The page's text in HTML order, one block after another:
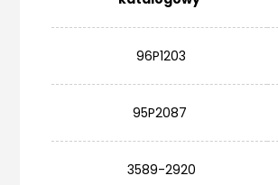
96P1203
95P2087
3589-2920